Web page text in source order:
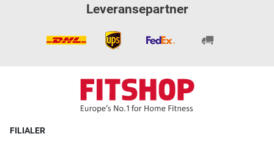
Leveransepartner
FILIALER